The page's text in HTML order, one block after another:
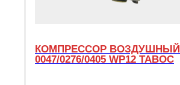
КОМПРЕССОР ВОЗДУШНЫЙ
0047/0276/0405 WP12 TABOC